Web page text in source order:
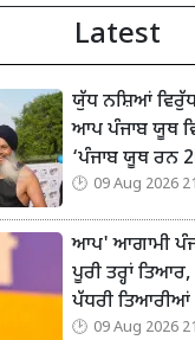
Latest
ਯੁੱਧ ਨਸ਼ਿਆਂ
ਆਪ ਪੰਜਾਬ ਯੂਥ
‘ਪੰਜਾਬ ਯੂਥ ਰਨ
09 Aug 2026
ਆਪ' ਆਗਾਮੀ
ਪੂਰੀ ਤਰ੍ਹਾਂ
ਪੱਧਰੀ ਤਿਆਰੀਆਂ
09 Aug 2026